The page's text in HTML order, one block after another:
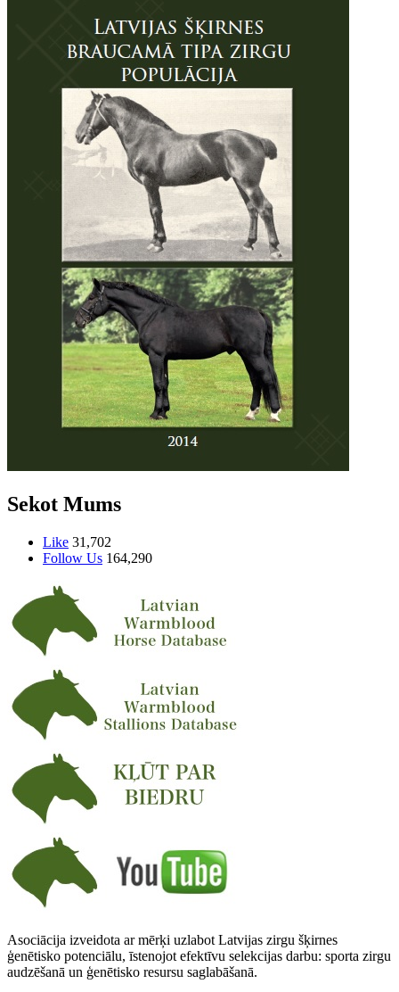
Sekot Mums
Like 31,702
Follow Us 164,290
Asociācija izveidota ar mērķi uzlabot Latvijas zirgu šķirnes
ģenētisko potenciālu, īstenojot efektīvu selekcijas darbu: sporta zirgu
audzēšanā un ģenētisko resursu saglabāšanā.